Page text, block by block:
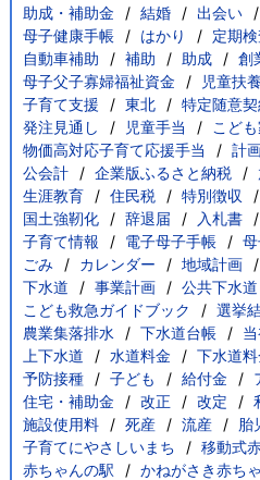
助成・補助金
結婚 出会い
母子健康手帳
はかり 定期
自動車補助
補助 助成 創
母子父子寡婦福祉資金
児童扶
子育て支援
東北 特定随意契
発注見通し
児童手当
こど
物価高対応子育て応援手当
計
公会計
企業版ふるさと納税
生涯教育
住民税 特別徴収
国土強靭化
辞退届 入札書
子育て情報
電子母子手帳
ごみ
カレンダー 地域計画
下水道
事業計画 公共下水道
こども救急ガイドブック
選挙
農業集落排水
下水道台帳
上下水道
水道料金 下水道料
予防接種
子ども 給付金
住宅・補助金
改正 改定
施設使用料
死産 流産
胎
子育てにやさしいまち
移動式
赤ちゃんの駅
かねがさき赤ち